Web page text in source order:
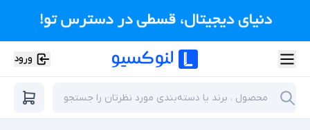
ورود